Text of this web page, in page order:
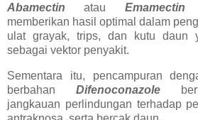
Abamectin atau Emamectin
memberikan hasil optimal dalam
ulat grayak, trips, dan kutu daun
sebagai vektor penyakit.
Sementara itu, pencampuran
berbahan Difenoconazole
jangkauan perlindungan terhadap